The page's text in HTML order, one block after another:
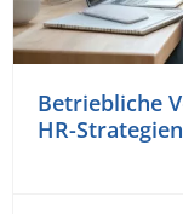
Betriebliche
HR-